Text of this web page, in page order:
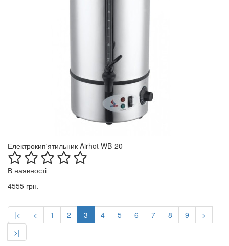
Електрокип'ятильник Airhot WB-20
В наявності
4555 грн.
|< < 1 2 3 4 5 6 7 8 9
>
>|